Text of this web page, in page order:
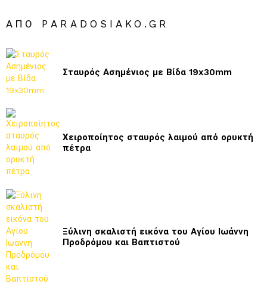
ΑΠΌ PARADOSIAKO.GR
Σταυρός Ασημένιος με Βίδα 19x30mm
Χειροποίητος σταυρός λαιμού από ορυκτή
πέτρα
Ξύλινη σκαλιστή εικόνα του Αγίου Ιωάννη
Προδρόμου και Βαπτιστού